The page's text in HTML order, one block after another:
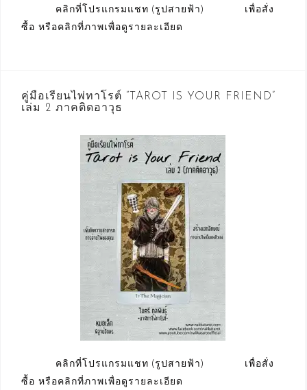
คลิกที่โปรแกรมแชท (รูปสายฟ้า) เพื่อสั่ง
ซื้อ หรือคลิกที่ภาพเพื่อดูรายละเอียด
คู่มือเรียนไพ่ทาโรต์ “TAROT IS YOUR FRIEND”
เล่ม 2 ภาคติดอาวุธ
คลิกที่โปรแกรมแชท (รูปสายฟ้า) เพื่อสั่ง
ซื้อ หรือคลิกที่ภาพเพื่อดูรายละเอียด